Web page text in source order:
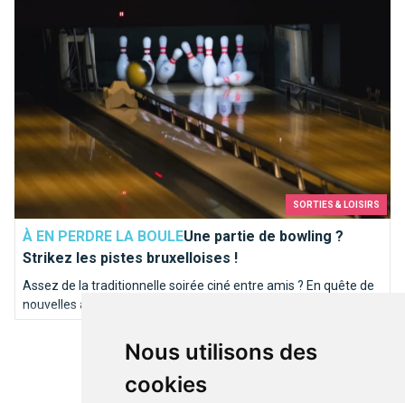
Nous utilisons des
cookies
SORTIES & LOISIRS
À EN PERDRE LA BOULEUne partie de bowling ?
Strikez les pistes bruxelloises !
Assez de la traditionnelle soirée ciné entre amis ? En quête de
nouvelles activités pour vos chérubins ? Soyez in et
programmez-vous une soirée bowling. Brusselslife a
sélectionné pour vous les meilleures pistes de la capitale.